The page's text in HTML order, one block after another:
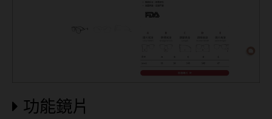
功能鏡片